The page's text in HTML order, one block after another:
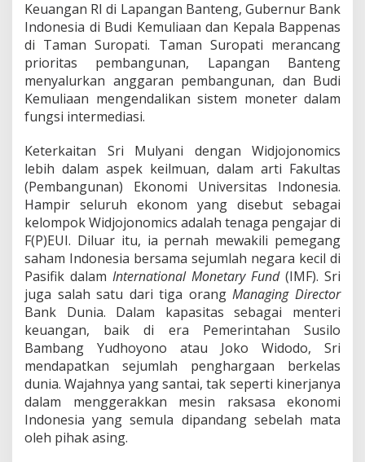
Keuangan RI di Lapangan Banteng, Gubernur Bank
Indonesia di Budi Kemuliaan dan Kepala Bappenas
di Taman Suropati. Taman Suropati merancang
prioritas pembangunan, Lapangan Banteng
menyalurkan anggaran pembangunan, dan Budi
Kemuliaan mengendalikan sistem moneter dalam
fungsi intermediasi.
Keterkaitan Sri Mulyani dengan Widjojonomics
lebih dalam aspek keilmuan, dalam arti Fakultas
(Pembangunan) Ekonomi Universitas Indonesia.
Hampir seluruh ekonom yang disebut sebagai
kelompok Widjojonomics adalah tenaga pengajar di
F(P)EUI. Diluar itu, ia pernah mewakili pemegang
saham Indonesia bersama sejumlah negara kecil di
Pasifik dalam International Monetary Fund(IMF). Sri
juga salah satu dari tiga orangManaging Director
Bank Dunia. Dalam kapasitas sebagai menteri
keuangan, baik di era Pemerintahan Susilo
Bambang Yudhoyono atau Joko Widodo, Sri
mendapatkan sejumlah penghargaan berkelas
dunia. Wajahnya yang santai, tak seperti kinerjanya
dalam menggerakkan mesin raksasa ekonomi
Indonesia yang semula dipandang sebelah mata
oleh pihak asing.